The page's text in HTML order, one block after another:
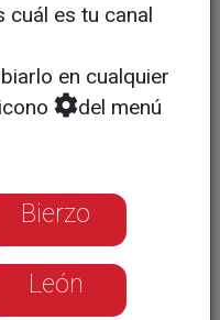
cuál es tu canal
en cualquier
del menú
Bierzo
León